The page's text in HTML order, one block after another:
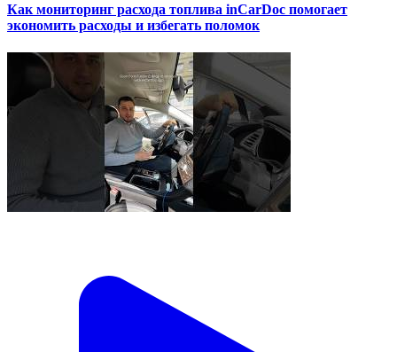
Как мониторинг расхода топлива inCarDoc помогает
экономить расходы и избегать поломок